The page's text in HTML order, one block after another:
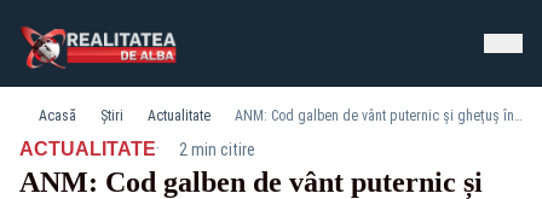
Acasă Știri Actualitate ANM: Cod galben de vânt puternic și ghețuș în 13 județe
ACTUALITATE· 2 min citire
ANM: Cod galben de vânt puternic și